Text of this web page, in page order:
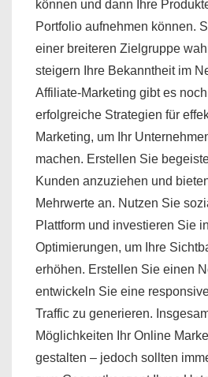
können und dann Ihre
Portfolio aufnehmen können.
einer breiteren Zielgruppe
steigern Ihre Bekanntheit im
Affiliate-Marketing gibt es
erfolgreiche Strategien für
Marketing, um Ihr
machen. Erstellen Sie
Kunden anzuziehen und
Mehrwerte an. Nutzen Sie
Plattform und investieren Sie
Optimierungen, um Ihre
erhöhen. Erstellen Sie einen
entwickeln Sie eine
Traffic zu generieren.
Möglichkeiten Ihr Online
gestalten – jedoch sollten